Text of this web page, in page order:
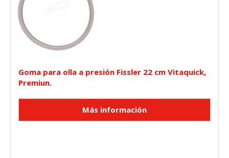
Goma para olla a presión Fissler 22 cm Vitaquick,
Premiun.